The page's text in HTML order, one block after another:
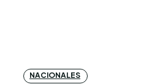
NACIONALES